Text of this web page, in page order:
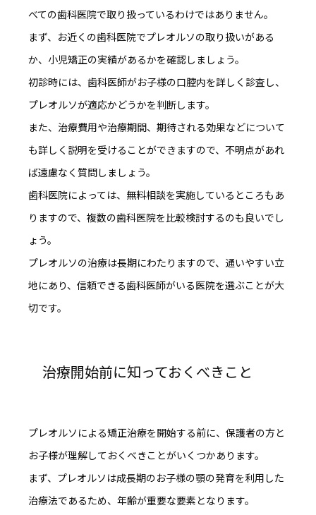
べての歯科医院で取り扱っているわけではありません。
まず、お近くの歯科医院でプレオルソの取り扱いがある
か、小児矯正の実績があるかを確認しましょう。
初診時には、歯科医師がお子様の口腔内を詳しく診査し、
プレオルソが適応かどうかを判断します。
また、 治療費用や治療期間、期待される効果などについて
も詳しく説明を受けることができますので、不明点があれ
ば遠慮なく質問しましょう。
歯科医院によっては、無料相談を実施しているところもあ
りますので、複数の歯科医院を比較検討するのも良いでし
ょう。
プレオルソの治療は長期にわたりますので、 通いやすい立
地にあり、信頼できる歯科医師がいる医院を選ぶことが大
切です。
治療開始前に知っておくべきこと
プレオルソによる矯正治療を開始する前に、保護者の方と
お子様が理解しておくべきことがいくつかあります。
まず、プレオルソは成長期のお子様の顎の発育を利用した
治療法であるため、年齢が重要な要素となります。